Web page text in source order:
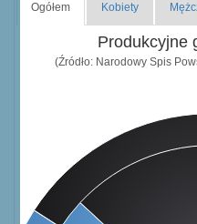
Ogółem Kobiety
Produkcyjne
(Źródło: Narodowy Spis